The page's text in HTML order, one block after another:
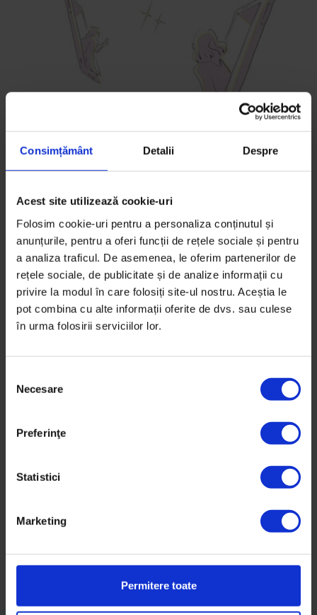
Consimțământ Detalii Despre
Acest site utilizează cookie-uri
Folosim cookie-uri pentru a personaliza conținutul și
anunțurile, pentru a oferi funcții de rețele sociale și pentru
a analiza traficul. De asemenea, le oferim partenerilor de
rețele sociale, de publicitate și de analize informații cu
privire la modul în care folosiți site-ul nostru. Aceștia le
pot combina cu alte informații oferite de dvs. sau culese
în urma folosirii serviciilor lor.
Necesare
Preferinţe
Statistici
Marketing
Permitere toate
Destiny
De la distanță, o fiică și un tată privesc cerul în
căutarea adevărului.
DeDiana Bădica
Ilustrație deTuan Nini
Timp de citire: 8 minute
11 martie 2021
Următoarea mișcare